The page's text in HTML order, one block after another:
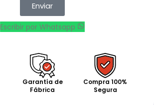
Enviar
Escribir por Whatsapp
Garantía de
Fábrica
Compra 100%
Segura